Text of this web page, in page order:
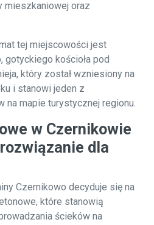
mieszkaniowej oraz
tej miejscowości jest
kościoła pod
który został wzniesiony na
i stanowi jeden z
na mapie turystycznej regionu.
w Czernikowie
dla
Czernikowo decyduje się na
które stanowią
ścieków na